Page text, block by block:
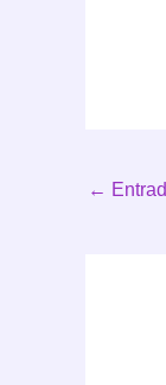
←